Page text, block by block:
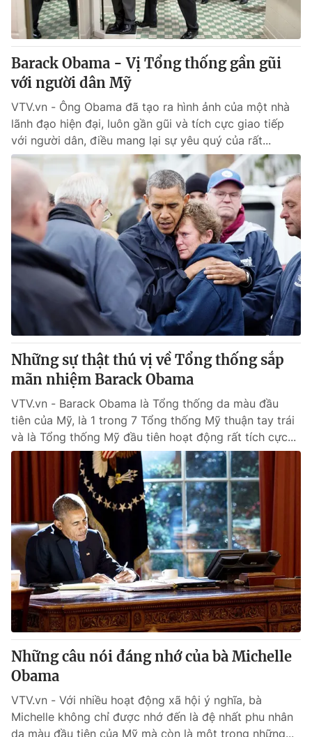
Barack Obama - Vị Tổng thống gần gũi
với người dân Mỹ
VTV.vn - Ông Obama đã tạo ra hình ảnh của một nhà
lãnh đạo hiện đại, luôn gần gũi và tích cực giao tiếp
với người dân, điều mang lại sự yêu quý của rất...
Những sự thật thú vị về Tổng thống sắp
mãn nhiệm Barack Obama
VTV.vn - Barack Obama là Tổng thống da màu đầu
tiên của Mỹ, là 1 trong 7 Tổng thống Mỹ thuận tay trái
và là Tổng thống Mỹ đầu tiên hoạt động rất tích cực...
Những câu nói đáng nhớ của bà Michelle
Obama
VTV.vn - Với nhiều hoạt động xã hội ý nghĩa, bà
Michelle không chỉ được nhớ đến là đệ nhất phu nhân
da màu đầu tiên của Mỹ mà còn là một trong những...